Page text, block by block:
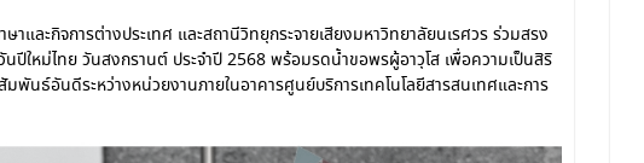
ละกิจการต่างประเทศ และสถานีวิทยุกระจายเสียงมหาวิทยาลัยนเรศวร ร่วมสรง
นปีใหม่ไทย วันสงกรานต์ ประจำปี 2568 พร้อมรดน้ำขอพรผู้อาวุโส เพื่อความเป็นสิริ
นธ์อันดีระหว่างหน่วยงานภายในอาคารศูนย์บริการเทคโนโลยีสารสนเทศและการ